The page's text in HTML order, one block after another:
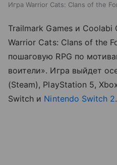
Игра Warrior Cats: Clans of the
Trailmark Games и Coolabi
Warrior Cats: Clans of the
пошаговую RPG по
воители». Игра выйдет
(Steam), PlayStation 5,
Switch и Nintendo Switch 2.